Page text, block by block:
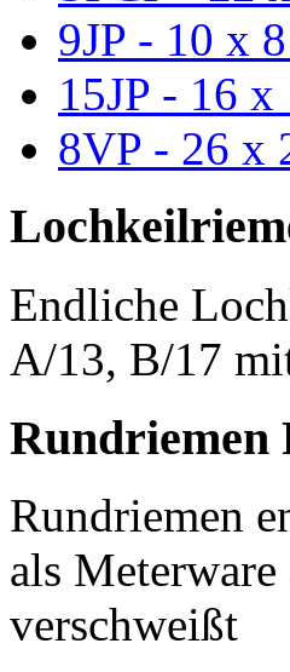
9JP - 10 x
15JP - 16 x
8VP - 26 x
Endliche
A/13, B/17
Rundriemen
Rundriemen
als
verschweißt